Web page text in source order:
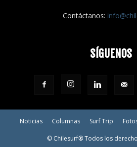
Contáctanos:
SÍGUENOS
Noticias Columnas Surf Trip
© Chilesurf® Todos los